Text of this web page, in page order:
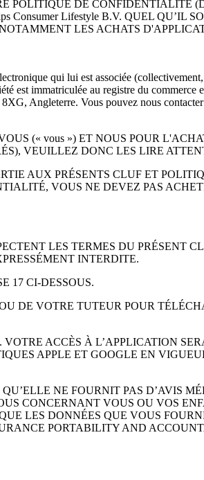
POLITIQUE DE CONFIDENTIALITÉ
Lifestyle B.V. QUEL QU’IL
LES ACHATS
qui lui est associée
est immatriculée au registre du commerce
Angleterre. Vous pouvez nous
(« vous ») ET NOUS POUR
VEUILLEZ DONC LES LIRE
AUX PRÉSENTS CLUF ET
VOUS NE DEVEZ PAS
LES TERMES DU PRÉSENT
INTERDITE.
17 CI-DESSOUS.
DE VOTRE TUTEUR POUR
ACCÈS À L’APPLICATION
APPLE ET GOOGLE EN
NE FOURNIT PAS D’AVIS
CONCERNANT VOUS OU VOS
LES DONNÉES QUE VOUS
PORTABILITY AND